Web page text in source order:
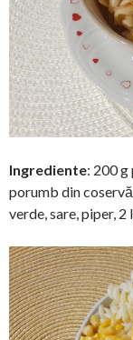
Ingrediente: 200
porumb din
verde, sare, piper,